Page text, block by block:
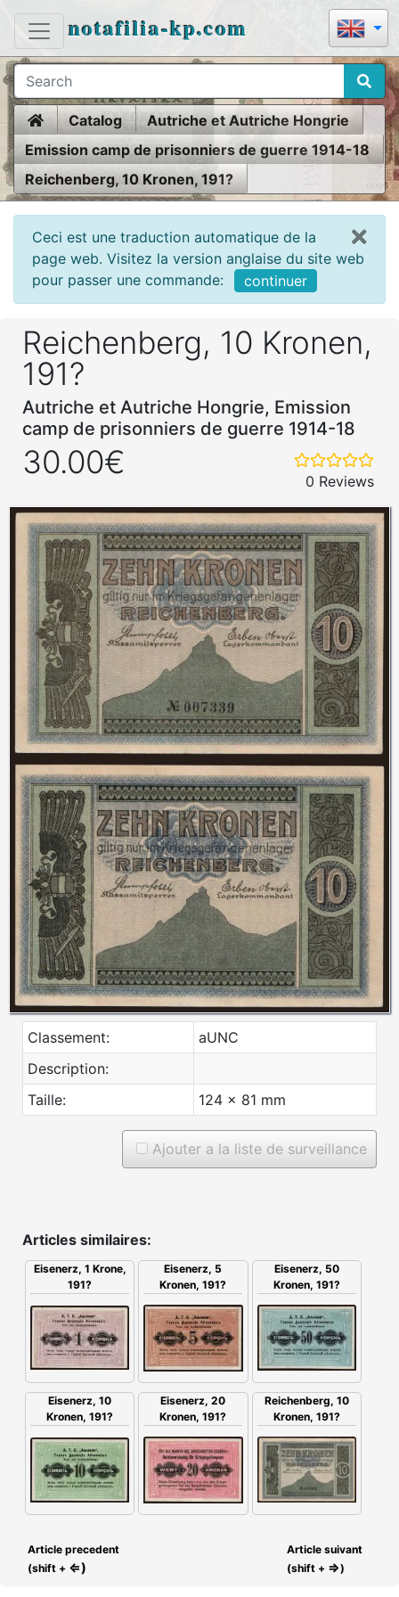
notafilia-kp.com
HomeCatalog
Autriche et Autriche Hongrie
Emission camp de prisonniers de guerre 1914-18
Reichenberg, 10 Kronen, 191?
Ceci est une traduction automatique de la
page web. Visitez la version anglaise du site web
pour passer une commande:
continuer
Reichenberg, 10 Kronen,
191?
Autriche et Autriche Hongrie, Emission
camp de prisonniers de guerre 1914-18
30.00€
0 Reviews
Classement:
aUNC
Description:
Taille:
124 x 81 mm
Ajouter a la liste de surveillance
Articles similaires:
Eisenerz, 1 Krone,
191?
Eisenerz, 5
Kronen, 191?
Eisenerz, 50
Kronen, 191?
Eisenerz, 10
Kronen, 191?
Eisenerz, 20
Kronen, 191?
Reichenberg, 10
Kronen, 191?
Article precedent
(shift + ⇐)
Article suivant
(shift + ⇒)